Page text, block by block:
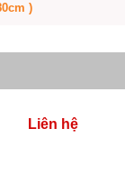
)
Liên hệ